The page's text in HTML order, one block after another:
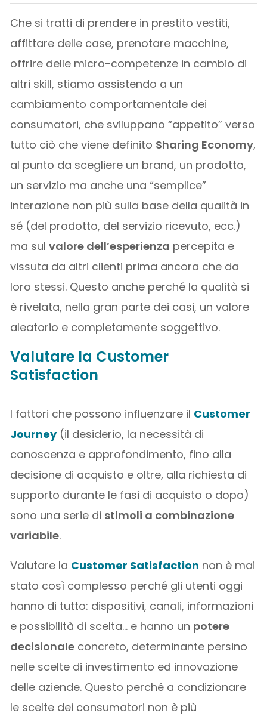
Che si tratti di prendere in prestito vestiti,
affittare delle case, prenotare macchine,
offrire delle micro-competenze in cambio di
altri skill, stiamo assistendo a un
cambiamento comportamentale dei
consumatori, che sviluppano “appetito” verso
tutto ciò che viene definito Sharing Economy,
al punto da scegliere un brand, un prodotto,
un servizio ma anche una “semplice”
interazione non più sulla base della qualità in
sé (del prodotto, del servizio ricevuto, ecc.)
ma sulvalore dell’esperienza percepita e
vissuta da altri clienti prima ancora che da
loro stessi. Questo anche perché la qualità si
è rivelata, nella gran parte dei casi, un valore
aleatorio e completamente soggettivo.
Valutare la Customer
Satisfaction
I fattori che possono influenzare il Customer
Journey(il desiderio, la necessità di
conoscenza e approfondimento, fino alla
decisione di acquisto e oltre, alla richiesta di
supporto durante le fasi di acquisto o dopo)
sono una serie di stimoli a combinazione
variabile.
Valutare la Customer Satisfaction non è mai
stato così complesso perché gli utenti oggi
hanno di tutto: dispositivi, canali, informazioni
e possibilità di scelta… e hanno un potere
decisionale concreto, determinante persino
nelle scelte di investimento ed innovazione
delle aziende. Questo perché a condizionare
le scelte dei consumatori non è più